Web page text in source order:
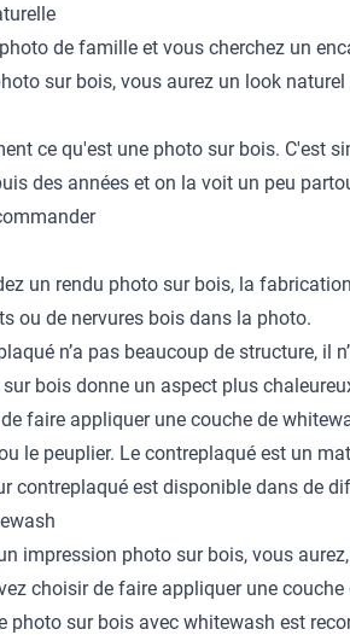
de famille et vous cherchez un
sur bois, vous aurez un look
ce qu'est une photo sur bois. C'est
des années et on la voit un peu
un rendu photo sur bois, la
ou de nervures bois dans la photo.
n’a pas beaucoup de structure,
bois donne un aspect plus
faire appliquer une couche de
le peuplier. Le contreplaqué est un
contreplaqué est disponible dans de
impression photo sur bois, vous
choisir de faire appliquer une
photo sur bois avec whitewash est